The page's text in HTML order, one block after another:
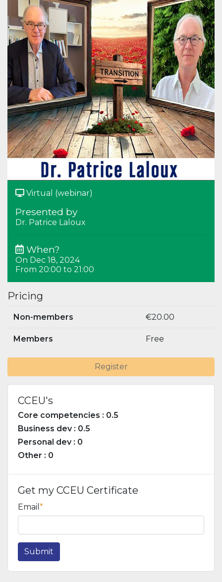
Virtual (webinar)
Presented by
Dr. Patrice Laloux
When?
On Dec 18, 2024
From 20:00 to 21:00
Pricing
Non-members €20.00
Members Free
Register
CCEU's
Core competencies : 0.5
Business dev : 0.5
Personal dev : 0
Other : 0
Get my CCEU Certificate
Email
Submit